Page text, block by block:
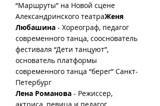
“Маршруты” на Новой сцене
Александринского театраЖеня
Любашина - Хореограф, педагог
современного танца, сооснователь
фестиваля “Дети танцуют”,
основатель платформы
современного танца “берег” Санкт-
Петербург
Лена Романова - Режиссер,